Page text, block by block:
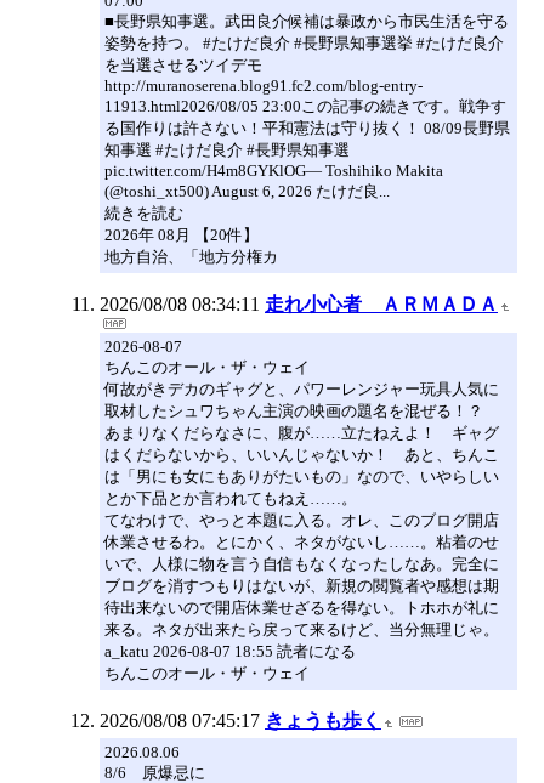
■長野県知事選。武田良介候補は暴政から市民生活を守る
姿勢を持つ。 #たけだ良介 #長野県知事選挙 #たけだ良介
を当選させるツイデモ
http://muranoserena.blog91.fc2.com/blog-entry-
11913.html2026/08/05 23:00この記事の続きです。戦争す
る国作りは許さない！平和憲法は守り抜く！ 08/09長野県
知事選 #たけだ良介 #長野県知事選
pic.twitter.com/H4m8GYKlOG— Toshihiko Makita
(@toshi_xt500) August 6, 2026 たけだ良...
続きを読む
2026年 08月 【20件】
地方自治、「地方分権カ
2026/08/08 08:34:11 走れ小心者 ＡＲＭＡＤＡ
2026-08-07
ちんこのオール・ザ・ウェイ
何故がきデカのギャグと、パワーレンジャー玩具人気に
取材したシュワちゃん主演の映画の題名を混ぜる！？
あまりなくだらなさに、腹が……立たねえよ！ ギャグ
はくだらないから、いいんじゃないか！ あと、ちんこ
は「男にも女にもありがたいもの」なので、いやらしい
とか下品とか言われてもねえ……。
てなわけで、やっと本題に入る。オレ、このブログ開店
休業させるわ。とにかく、ネタがないし……。粘着のせ
いで、人様に物を言う自信もなくなったしなあ。完全に
ブログを消すつもりはないが、新規の閲覧者や感想は期
待出来ないので開店休業せざるを得ない。トホホが礼に
来る。ネタが出来たら戻って来るけど、当分無理じゃ。
a_katu 2026-08-07 18:55 読者になる
ちんこのオール・ザ・ウェイ
2026/08/08 07:45:17 きょうも歩く
2026.08.06
8/6 原爆忌に